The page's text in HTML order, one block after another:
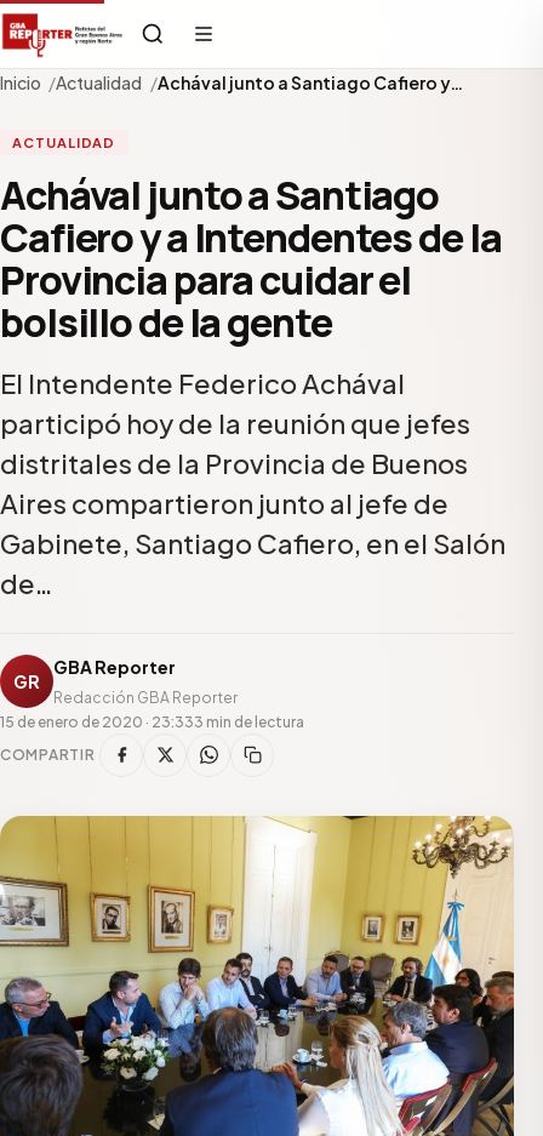
Inicio Actualidad Achával junto a Santiago Cafiero y…
ACTUALIDAD
Achával junto a Santiago
Cafiero y a Intendentes de la
Provincia para cuidar el
bolsillo de la gente
El Intendente Federico Achával
participó hoy de la reunión que jefes
distritales de la Provincia de Buenos
Aires compartieron junto al jefe de
Gabinete, Santiago Cafiero, en el Salón
de…
GR
GBA Reporter
Redacción GBA Reporter
15 de enero de 2020 · 23:333 min de lectura
COMPARTIR